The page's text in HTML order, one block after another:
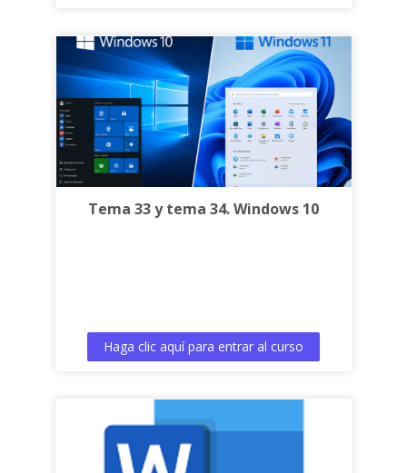
Tema 33 y tema 34. Windows 10
Haga clic aquí para entrar al curso